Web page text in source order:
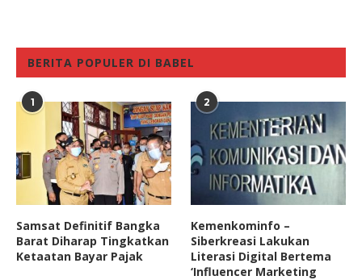
BERITA POPULER DI BABEL
1
Samsat Definitif Bangka
Barat Diharap Tingkatkan
Ketaatan Bayar Pajak
2
Kemenkominfo –
Siberkreasi Lakukan
Literasi Digital Bertema
‘Influencer Marketing